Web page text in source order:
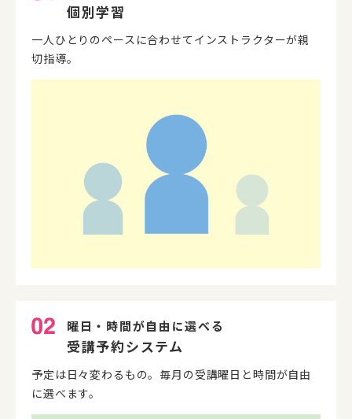
個別学習
一人ひとりのペースに合わせてインストラクターが親
切指導。
曜日・時間が自由に選べる
受講予約システム
予定は日々変わるもの。毎月の受講曜日と時間が自由
に選べます。